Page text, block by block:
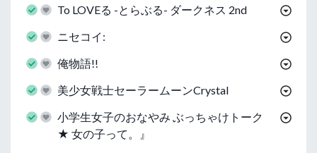
To LOVEる -とらぶる- ダークネス 2nd
ニセコイ:
俺物語!!
美少女戦士セーラームーンCrystal
小学生女子のおなやみ ぶっちゃけトーク
★ 女の子って。』